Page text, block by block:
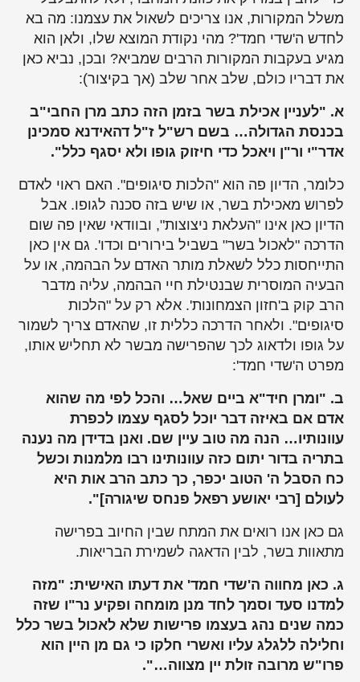
משלל המקורות, אנו צריכים לשאול את עצמנו: מה בא
לחדש ה'שדי חמד'? מהי נקודת המוצא שלו, ולאן הוא
מגיע בעקבות המקורות הרבים שמביא? ובכן, נביא כאן
את דבריו כולם, שלב אחר שלב (אך בקיצור):
א. "לעניין אכילת בשר בזמן הזה כתב מרן החבי"ב
בכנסת הגדולה… בשם רש"ל ז"ל דהאידנא סמכינן
אדר"י ור"ן ויאכל כדי חיזוק גופו ולא יסגף כלל".
כלומר, הדיון פה הוא "הלכות סיגופים". האם ראוי לאדם
לפרוש מאכילת בשר, או שיש בזה סכנה לגופו. אבל
הדיון כאן אינו "העלאת ניצוצות", ובוודאי שאין פה שום
הדרכה "לאכול בשר" בשביל בירורים וכדו'. גם אין כאן
התייחסות כלל לשאלת מותר האדם על הבהמה, או על
הבעיה המוסרית שבנטילת חיי הבהמה, עליה מדבר
הרב קוק ב'חזון הצמחונות'. אלא רק על "הלכות
סיגופים". ולאחר הדרכה כללית זו, שהאדם צריך לשמור
על גופו ולדאוג לכך שהפרישה מבשר לא תחליש אותו,
מפרט ה'שדי חמד':
ב. "ומרן חיד"א ביים שאל… והכל לפי מה שהוא
אדם אם באיזה דבר יוכל לסגף עצמו לכפרת
עוונותיו… הנה מה טוב עיין שם. ואנן בדידן מה נענה
בתריה בדור יתום כזה עוונותינו רבו מלמנות וכשל
כח הסבל ה' הטוב יכפר, כך כתב הרב אות היא
לעולם [רבי יאושע רפאל פנחס שיגורה]".
גם כאן אנו רואים את המתח שבין החיוב בפרישה
מתאוות בשר, לבין הדאגה לשמירת הבריאות.
ג. כאן מחווה ה'שדי חמד' את דעתו האישית: "מזה
למדנו סעד וסמך לחד מנן מומחה ופקיע נר"ו שזה
כמה שנים נהג בעצמו פרישות שלא לאכול בשר כלל
וחלילה ללגלג עליו ואשרי חלקו כי גם מן היין הוא
פרו"ש מרובה זולת יין מצווה…".